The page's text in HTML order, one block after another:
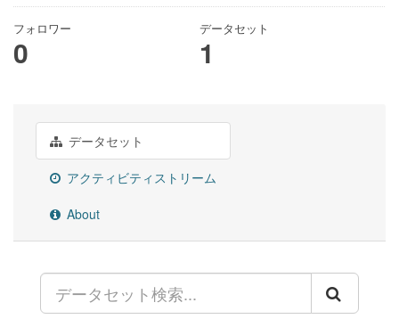
フォロワー
0
データセット
1
データセット
アクティビティストリーム
About